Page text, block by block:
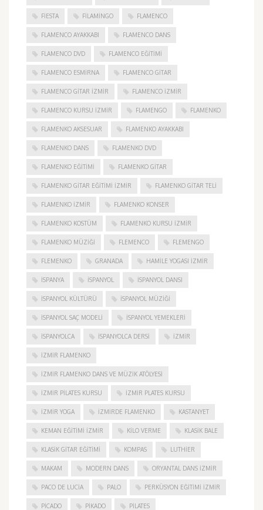
FIESTA FILAMINGO FLAMENCO
FLAMENCO AYAKKABI FLAMENCO DANS
FLAMENCO DVD FLAMENCO EĞITIMI
FLAMENCO ESMIRNA FLAMENCO GITAR
FLAMENCO GITAR İZMIR FLAMENCO IZMIR
FLAMENCO KURSU İZMIR FLAMENGO FLAMENKO
FLAMENKO AKSESUAR FLAMENKO AYAKKABI
FLAMENKO DANS FLAMENKO DVD
FLAMENKO EĞITIMI FLAMENKO GITAR
FLAMENKO GITAR EĞITIMI İZMIR FLAMENKO GITAR TELI
FLAMENKO IZMIR FLAMENKO KONSER
FLAMENKO KOSTÜM FLAMENKO KURSU İZMIR
FLAMENKO MÜZIĞI FLEMENCO FLEMENGO
FLEMENKO GRANADA HAMILE YOGASI İZMIR
ISPANYA İSPANYOL İSPANYOL DANSI
İSPANYOL KÜLTÜRÜ İSPANYOL MÜZIĞI
İSPANYOL SAÇ MODELI İSPANYOL YEMEKLERI
İSPANYOLCA İSPANYOLCA DERSI IZMIR
IZMIR FLAMENKO
İZMIR FLAMENKO DANS VE MÜZIK ATÖLYESI
İZMIR PILATES KURSU İZMIR PLATES KURSU
İZMIR YOGA IZMIRDE FLAMENKO KASTANYET
KEMAN EĞITIMI İZMIR KILO VERME KLASIK BALE
KLASIK GITAR EĞITIMI KOMPAS LUTHIER
MAKAM MODERN DANS ORYANTAL DANS İZMIR
PACO DE LUCIA PALO PERKÜSYON EĞITIMI İZMIR
PICADO PIKADO PILATES